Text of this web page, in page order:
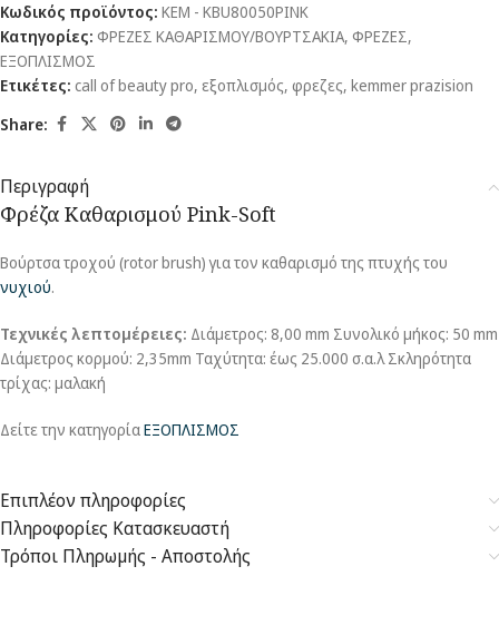
Κωδικός προϊόντος: KEM - KBU80050PINK
Κατηγορίες: ΦΡΕΖΕΣ ΚΑΘΑΡΙΣΜΟΥ/ΒΟΥΡΤΣΑΚΙΑ, ΦΡΕΖΕΣ,
ΕΞΟΠΛΙΣΜΟΣ
Ετικέτες: call of beauty pro, εξοπλισμός, φρεζες, kemmer prazision
Share:
Περιγραφή
Φρέζα Καθαρισμού Pink-Soft
Βούρτσα τροχού (rotor brush) για τον καθαρισμό της πτυχής του
νυχιού.
Τεχνικές λεπτομέρειες: Διάμετρος: 8,00 mm Συνολικό μήκος: 50 mm
Διάμετρος κορμού: 2,35mm Ταχύτητα: έως 25.000 σ.α.λ Σκληρότητα
τρίχας: μαλακή
Δείτε την κατηγορίαΕΞΟΠΛΙΣΜΟΣ
Επιπλέον πληροφορίες
Πληροφορίες Κατασκευαστή
Τρόποι Πληρωμής - Αποστολής